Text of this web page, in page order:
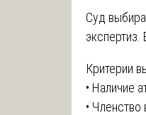
Суд
Критерии
• Наличие
•